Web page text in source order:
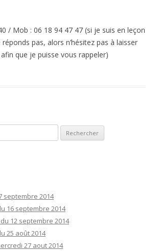
/ Mob : 06 18 94 47 47 (si je suis en leçon
pas, alors n’hésitez pas à laisser
que je puisse vous rappeler)
septembre 2014
16 septembre 2014
12 septembre 2014
25 août 2014
27 aout 2014